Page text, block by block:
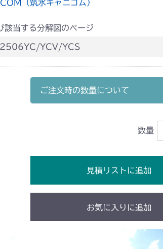
（筑水キャニコム）
当する分解図のページ
YCV/YCS
ご注文時の数量について
数量
見積リストに追加
お気に入りに追加